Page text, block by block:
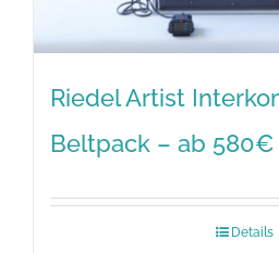
Riedel Artist
Beltpack – ab
Details